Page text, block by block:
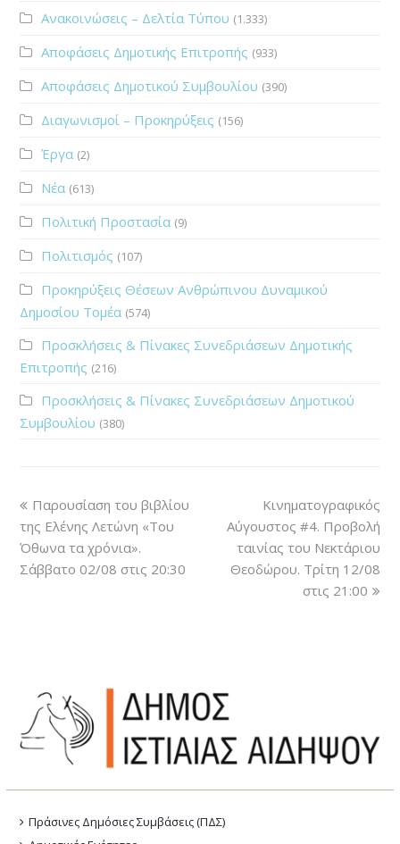
Ανακοινώσεις – Δελτία Τύπου (1.333)
Αποφάσεις Δημοτικής Επιτροπής (933)
Αποφάσεις Δημοτικού Συμβουλίου (390)
Διαγωνισμοί – Προκηρύξεις (156)
Έργα (2)
Νέα (613)
Πολιτική Προστασία (9)
Πολιτισμός (107)
Προκηρύξεις Θέσεων Ανθρώπινου Δυναμικού
Δημοσίου Τομέα (574)
Προσκλήσεις & Πίνακες Συνεδριάσεων Δημοτικής
Επιτροπής (216)
Προσκλήσεις & Πίνακες Συνεδριάσεων Δημοτικού
Συμβουλίου (380)
Παρουσίαση του βιβλίου
της Ελένης Λετώνη «Του
Όθωνα τα χρόνια».
Σάββατο 02/08 στις 20:30
Κινηματογραφικός
Αύγουστος #4. Προβολή
ταινίας του Νεκτάριου
Θεοδώρου. Τρίτη 12/08
στις 21:00
Πράσινες Δημόσιες Συμβάσεις (ΠΔΣ)